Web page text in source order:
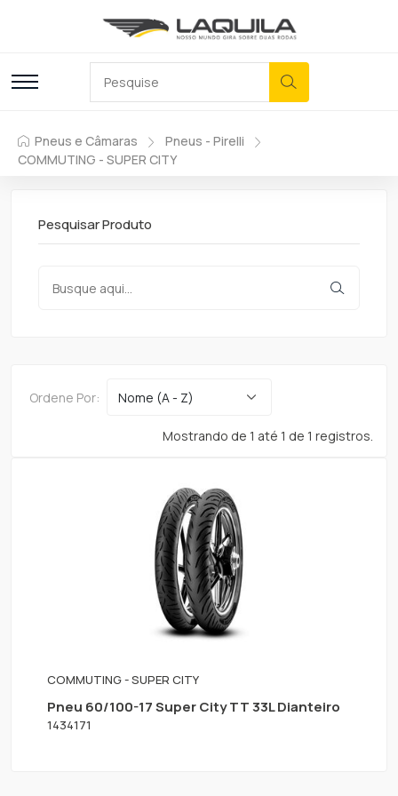
Pneus e Câmaras
Pneus - Pirelli
COMMUTING - SUPER CITY
Pesquisar Produto
Ordene Por:
Mostrando de 1 até 1 de 1 registros.
COMMUTING - SUPER CITY
Pneu 60/100-17 Super City TT 33L Dianteiro
1434171